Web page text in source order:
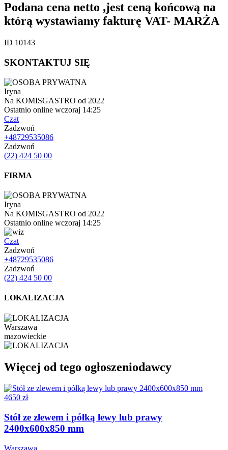
Podana cena netto ,jest ceną końcową na
którą wystawiamy fakturę VAT- MARŻA
ID 10143
SKONTAKTUJ SIĘ
Iryna
Na KOMISGASTRO od 2022
Ostatnio online wczoraj 14:25
Czat
Zadzwoń
+48729535086
Zadzwoń
(22) 424 50 00
FIRMA
Iryna
Na KOMISGASTRO od 2022
Ostatnio online wczoraj 14:25
Czat
Zadzwoń
+48729535086
Zadzwoń
(22) 424 50 00
LOKALIZACJA
Warszawa
mazowieckie
Więcej od tego ogłoszeniodawcy
4650 zł
Stół ze zlewem i półką lewy lub prawy
2400x600x850 mm
Warszawa